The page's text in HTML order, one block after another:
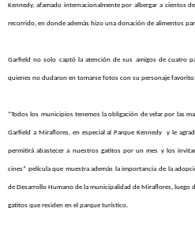
Kennedy, afamado internacionalmente por albergar a cientos
recorrido, en donde además hizo una donación de alimentos
Garfield no solo captó la atención de sus amigos de cuatro
quienes no dudaron en tomarse fotos con su personaje favorito
“Todos los municipios tenemos la obligación de velar por las
Garfield a Miraflores, en especial al Parque Kennedy y le
permitirá abastecer a nuestros gatitos por un mes y los
cines” película que muestra además la importancia de la
de Desarrollo Humano de la municipalidad de Miraflores, luego
gatitos que residen en el parque turístico.